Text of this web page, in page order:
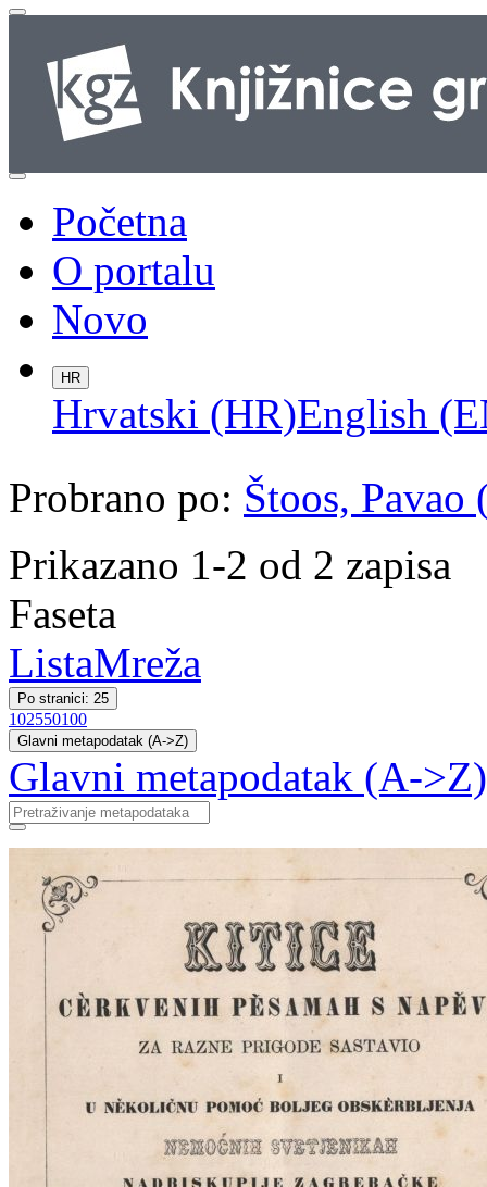
Početna
O portalu
Novo
HR
Hrvatski (HR)English
Probrano po: Štoos,
Prikazano 1-2 od 2 zapisa
Faseta
ListaMreža
Po stranici: 25
102550100
Glavni metapodatak (A->Z)
Glavni metapodatak (A->Z)